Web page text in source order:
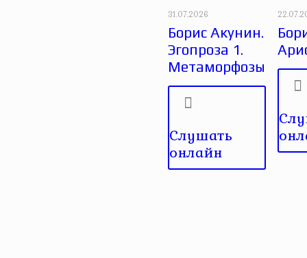
31.07.2026
Борис Акунин.
Эгопроза 1.
Метаморфозы
Слушать
онлайн